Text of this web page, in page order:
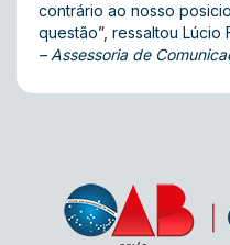
contrário ao nosso
questão”, ressaltou Lúcio
– Assessoria de